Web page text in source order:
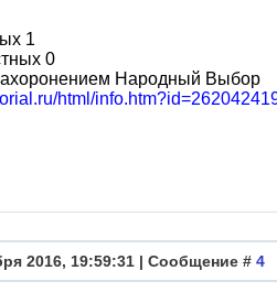
1
0
Народный Выбор
html/
2016, 19:59:31 | Сообщение # 4